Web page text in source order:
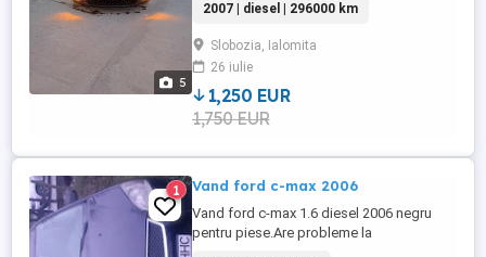
5
special pentru copii Oglinzi electrice si
încălzire geamuri fumurii spate + luneta de
fabrica ac funcțional dublu climatronic cu
reglaj separat pe zone oglinda
retrovizoare ...
2007 | diesel | 296000 km
Slobozia, Ialomita
26 iulie
1,250 EUR
1,750 EUR
1 Vand ford c-max 2006
Vand ford c-max 1.6 diesel 2006 negru
pentru piese.Are probleme la